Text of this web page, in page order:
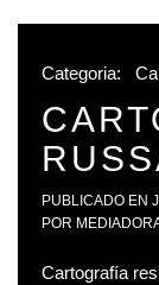
Categoria:
PUBLICADO EN
POR
Cartografía